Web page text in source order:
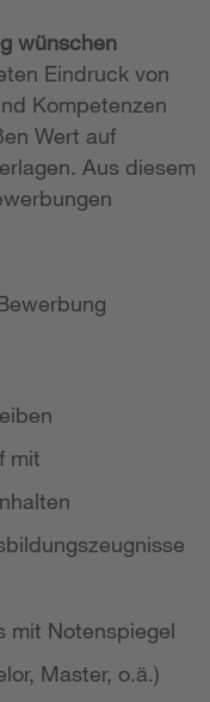
wünschen
Eindruck von
Kompetenzen
Wert auf
Aus diesem
mit
mit Notenspiegel
Master, o.ä.)